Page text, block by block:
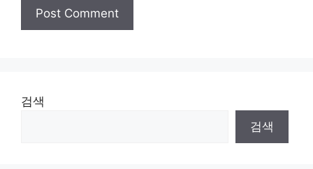
검색
검색